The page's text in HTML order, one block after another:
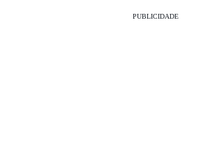
PUBLICIDADE